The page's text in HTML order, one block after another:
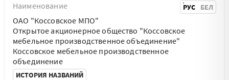
Наименование
РУС БЕЛ
ОАО "Коссовское МПО"
Открытое акционерное общество "Коссовское
мебельное производственное объединение"
Коссовское мебельное производственное
объединение
ИСТОРИЯ НАЗВАНИЙ